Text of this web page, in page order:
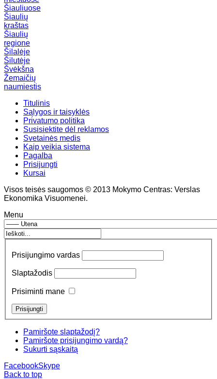
Šiauliuose
Šiaulių
kraštas
Šiaulių
regione
Šilalėje
Šilutėje
Švėkšna
Žemaičių
naumiestis
Titulinis
Sąlygos ir taisyklės
Privatumo politika
Susisiektite dėl reklamos
Svetainės medis
Kaip veikia sistema
Pagalba
Prisijungti
Kursai
Visos teisės saugomos © 2013 Mokymo Centras: Verslas
Ekonomika Visuomenei.
Menu
Prisijungimo vardas
Slaptažodis
Prisiminti mane
Pamiršote slaptažodį?
Pamiršote prisijungimo vardą?
Sukurti sąskaitą
FacebookSkype
Back to top